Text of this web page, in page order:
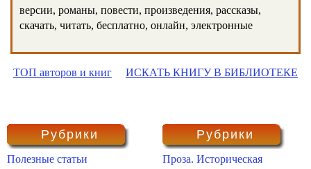
версии, романы, повести, произведения, рассказы,
скачать, читать, бесплатно, онлайн, электронные
ТОП авторов и книг ИСКАТЬ КНИГУ В БИБЛИОТЕКЕ
Рубрики
Полезные статьи
Рубрики
Проза. Историческая